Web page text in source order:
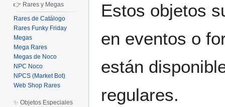
Estos objetos
en eventos o
están
regulares.
👉 Rares y Megas
Rares de Catálogo
Rares Funky Friday
Megas
Mega Rares
Megas de Noco
NPC Noco
NPCS (Market Bot)
Web Shop Rares
✨ Objetos Especiales